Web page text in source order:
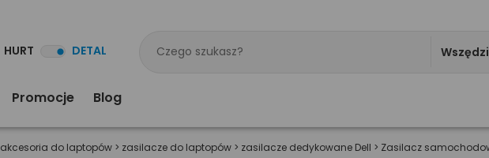
HURT DETAL
Promocje Blog
akcesoria do laptopów > zasilacze do laptopów > zasilacze dedykowane Dell > Zasilacz